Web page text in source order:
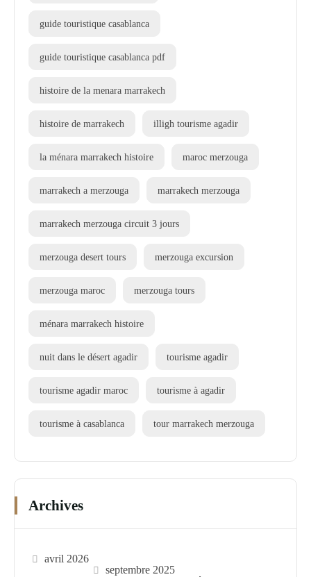
guide touristique casablanca
guide touristique casablanca pdf
histoire de la menara marrakech
histoire de marrakech illigh tourisme agadir
la ménara marrakech histoire maroc merzouga
marrakech a merzouga marrakech merzouga
marrakech merzouga circuit 3 jours
merzouga desert tours merzouga excursion
merzouga maroc merzouga tours
ménara marrakech histoire
nuit dans le désert agadir tourisme agadir
tourisme agadir maroc tourisme à agadir
tourisme à casablanca tour marrakech merzouga
Archives
avril 2026
septembre 2025